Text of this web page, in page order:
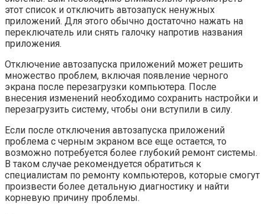
этот список и отключить автозапуск ненужных
приложений. Для этого обычно достаточно нажать на
переключатель или снять галочку напротив названия
приложения.
Отключение автозапуска приложений может решить
множество проблем, включая появление черного
экрана после перезагрузки компьютера. После
внесения изменений необходимо сохранить настройки и
перезагрузить систему, чтобы они вступили в силу.
Если после отключения автозапуска приложений
проблема с черным экраном все еще остается, то
возможно потребуется более глубокий ремонт системы.
В таком случае рекомендуется обратиться к
специалистам по ремонту компьютеров, которые смогут
произвести более детальную диагностику и найти
корневую причину проблемы.